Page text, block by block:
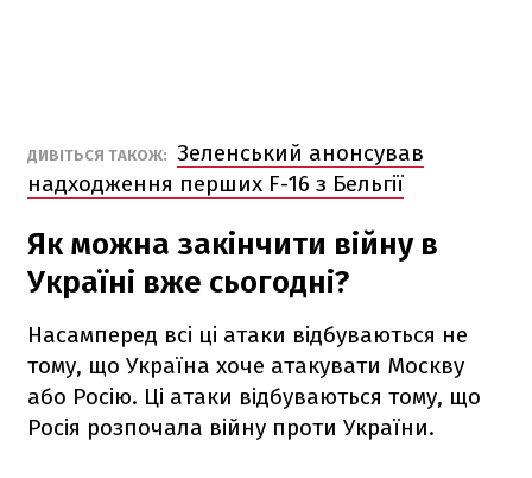
ДИВІТЬСЯ ТАКОЖ: Зеленський анонсував
надходження перших F-16 з Бельгії
Як можна закінчити війну в
Україні вже сьогодні?
Насамперед всі ці атаки відбуваються не
тому, що Україна хоче атакувати Москву
або Росію. Ці атаки відбуваються тому, що
Росія розпочала війну проти України.